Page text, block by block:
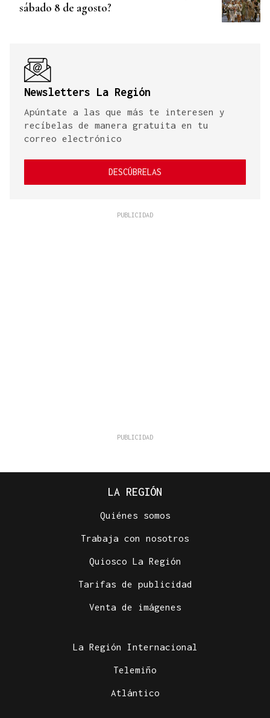
sábado 8 de agosto?
Newsletters La Región
Apúntate a las que más te interesen y
recíbelas de manera gratuita en tu
correo electrónico
DESCÚBRELAS
LA REGIÓN
Quiénes somos
Trabaja con nosotros
Quiosco La Región
Tarifas de publicidad
Venta de imágenes
La Región Internacional
Telemiño
Atlántico